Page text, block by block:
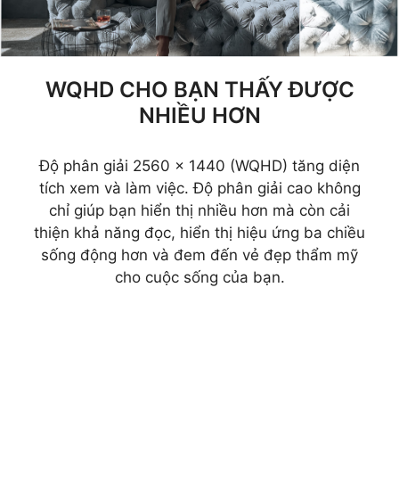
WQHD CHO BẠN THẤY ĐƯỢC
NHIỀU HƠN
Độ phân giải 2560 x 1440 (WQHD) tăng diện
tích xem và làm việc. Độ phân giải cao không
chỉ giúp bạn hiển thị nhiều hơn mà còn cải
thiện khả năng đọc, hiển thị hiệu ứng ba chiều
sống động hơn và đem đến vẻ đẹp thẩm mỹ
cho cuộc sống của bạn.